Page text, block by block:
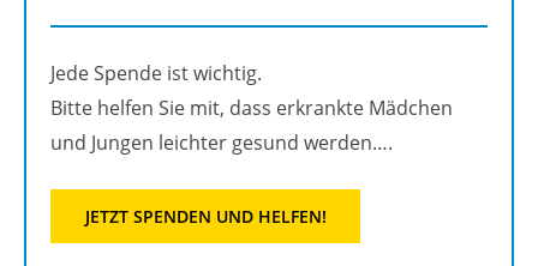
Jede Spen­de ist wich­tig.
Bitte hel­fen Sie mit, dass er­krank­te Mäd­chen
und Jun­gen leich­ter ge­sund wer­den….
JETZT SPEN­DEN UND HEL­FEN!